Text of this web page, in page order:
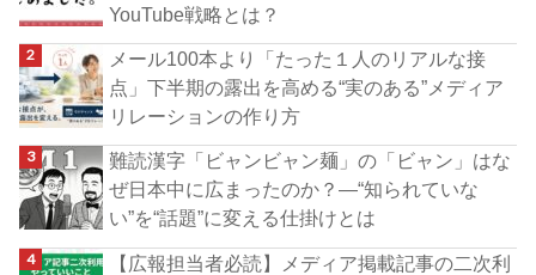
YouTube戦略とは？
メール100本より「たった１人のリアルな接
点」下半期の露出を高める“実のある”メディア
リレーションの作り方
難読漢字「ビャンビャン麺」の「ビャン」はな
ぜ日本中に広まったのか？―“知られていな
い”を“話題”に変える仕掛けとは
【広報担当者必読】メディア掲載記事の二次利